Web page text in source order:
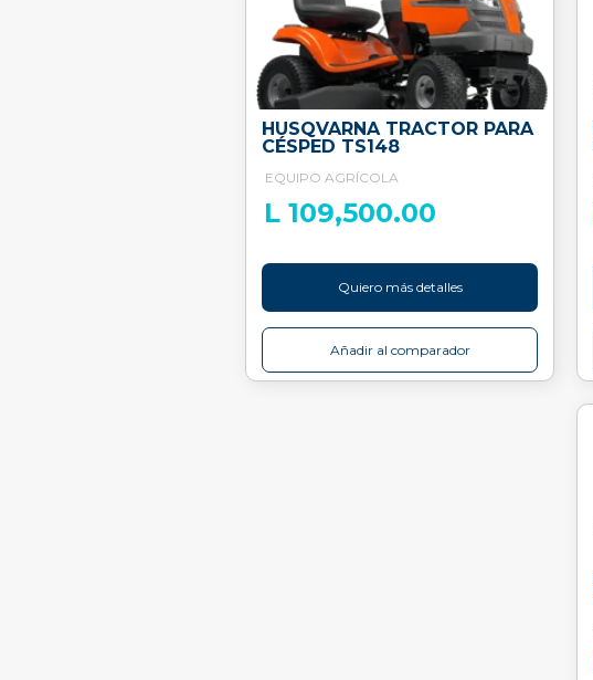
HUSQVARNA TRACTOR PARA
CÉSPED TS148
EQUIPO AGRÍCOLA
L 109,500.00
Quiero más detalles
Añadir al comparador